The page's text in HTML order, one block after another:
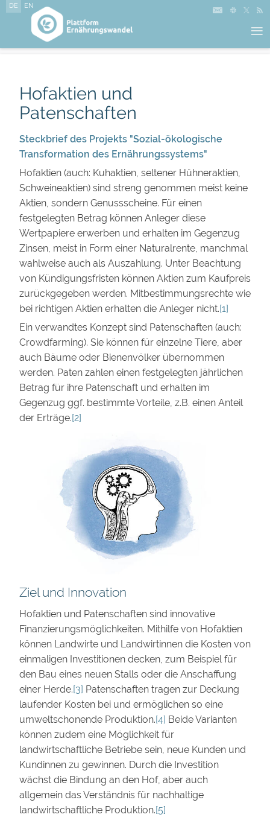
DE EN
≡
Hofaktien und
Patenschaften
Steckbrief des Projekts "Sozial-ökologische
Transformation des Ernährungssystems"
Hofaktien (auch: Kuhaktien, seltener Hühneraktien,
Schweineaktien) sind streng genommen meist keine
Aktien, sondern Genussscheine. Für einen
festgelegten Betrag können Anleger diese
Wertpapiere erwerben und erhalten im Gegenzug
Zinsen, meist in Form einer Naturalrente, manchmal
wahlweise auch als Auszahlung. Unter Beachtung
von Kündigungsfristen können Aktien zum Kaufpreis
zurückgegeben werden. Mitbestimmungsrechte wie
bei richtigen Aktien erhalten die Anleger nicht.[1]
Ein verwandtes Konzept sind Patenschaften (auch:
Crowdfarming). Sie können für einzelne Tiere, aber
auch Bäume oder Bienenvölker übernommen
werden. Paten zahlen einen festgelegten jährlichen
Betrag für ihre Patenschaft und erhalten im
Gegenzug ggf. bestimmte Vorteile, z.B. einen Anteil
der Erträge.[2]
Ziel und Innovation
Hofaktien und Patenschaften sind innovative
Finanzierungsmöglichkeiten. Mithilfe von Hofaktien
können Landwirte und Landwirtinnen die Kosten von
einmaligen Investitionen decken, zum Beispiel für
den Bau eines neuen Stalls oder die Anschaffung
einer Herde.[3] Patenschaften tragen zur Deckung
laufender Kosten bei und ermöglichen so eine
umweltschonende Produktion.[4] Beide Varianten
können zudem eine Möglichkeit für
landwirtschaftliche Betriebe sein, neue Kunden und
Kundinnen zu gewinnen. Durch die Investition
wächst die Bindung an den Hof, aber auch
allgemein das Verständnis für nachhaltige
landwirtschaftliche Produktion.[5]